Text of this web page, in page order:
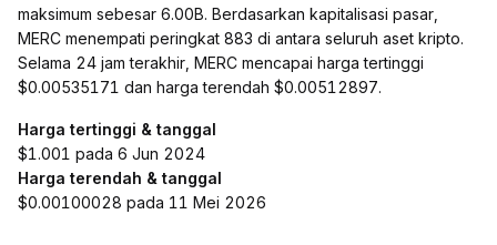
maksimum sebesar 6.00B. Berdasarkan kapitalisasi pasar,
MERC menempati peringkat 883 di antara seluruh aset kripto.
Selama 24 jam terakhir, MERC mencapai harga tertinggi
$0.00535171 dan harga terendah $0.00512897.
Harga tertinggi & tanggal
$1.001 pada 6 Jun 2024
Harga terendah & tanggal
$0.00100028 pada 11 Mei 2026